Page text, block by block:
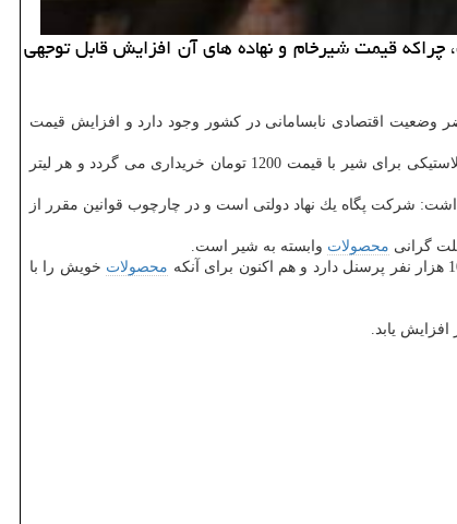
قیمت شیرخام و نهاده های آن افزایش قابل توجهی
وضعیت اقتصادی نابسامانی در كشور وجود دارد و افزایش قیمت
وی با اشاره به اینكه قیمت شیر از ابتدای امسال تا 60 درصد و قیمت مواد اولیه تولید آن تا 120 درصد افزایش داشته است، اضافه كرد: هم اكنون هر پاكت پلاستیكی برای شیر با قیمت 1200 تومان خریداری می گردد و هر لیتر
شركت پگاه یك نهاد دولتی است و در چارچوب قوانین مقرر از
گرانی محصولات وابسته به شیر است.
محصولات خویش را با